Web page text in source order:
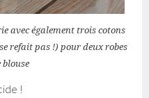
avec également trois cotons
refait pas !) pour deux robes
blouse
!